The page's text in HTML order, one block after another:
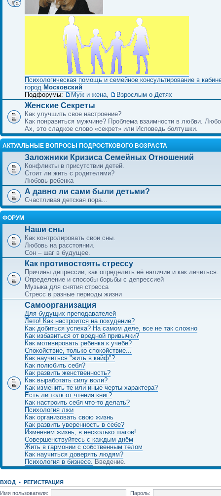
Психологическая помощь и семейное консультирование в
город Московский
Подфорумы:
Муж и жена, Взрослым о Детях
Женские Секреты
Как улучшить свое настроение?
Как понравиться мужчине? Проблема взаимности в любви.
Ах, это сладкое слово «секрет» или Исповедь болтушки.
АКТУАЛЬНЫЕ ВОПРОСЫ ПОДРОСТКОВОГО ВОЗРАСТА
Заложники Кризиса Семейных Отношений
Конфликты в присутствии детей.
Стоит ли жить с родителями?
Любовь ребенка
А давно ли сами были детьми?
Счастливая детская пора...
ФОРУМ
Наши сны
Как контролировать свои сны.
Любовь на расстоянии.
Сон – шаг в будущее.
Как противостоять стрессу
Причины депрессии, как определить её наличие и как лечиться.
Определение и способы борьбы с депрессией
Музыка для снятия стресса
Стресс в разные периоды жизни
Самоорганизация
Для будущих преподавателей
Лето! Как настроится на похудение?
Как добиться успеха? На самом деле, все не так сложно
Как избавиться от вредной привычки?
Как мотивировать ребенка к учебе?
Спокойствие, только спокойствие...
Как научиться "жить в кайф"?
Как полюбить себя?
Как развить женственность?
Как выработать силу воли?
Как изменить те или иные черты характера?
Есть ли толк от чтения книг?
Как настроить себя что-то делать?
Психология лжи
Как организовать свою жизнь
Как развить уверенность в себе?
Изменяем жизнь, в несколько шагов!
Совершенствуйтесь с каждым днём
Жить в гармонии с собственным телом
Как научиться доверять людям?
Психология в бизнесе. Введение.
ВХОД • РЕГИСТРАЦИЯ
Имя пользователя:
Пароль: